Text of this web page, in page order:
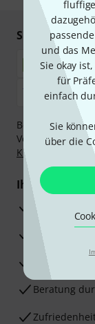
und das
Sie okay
für
einfach
Sie
über die
Sicher
Bezahlen Sie
Vorkasse,
Klarna
Ihre Vorteile
3 Jahre
30 Tage
Beratung